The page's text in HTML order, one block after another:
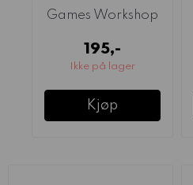
Groblog, Goblin
Games Workshop
195,-
Ikke på lager
Kjøp